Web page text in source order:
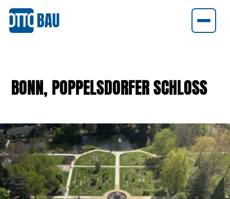
BONN, POPPELSDORFER SCHLOSS